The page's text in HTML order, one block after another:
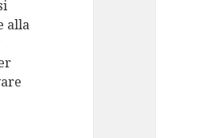
alla